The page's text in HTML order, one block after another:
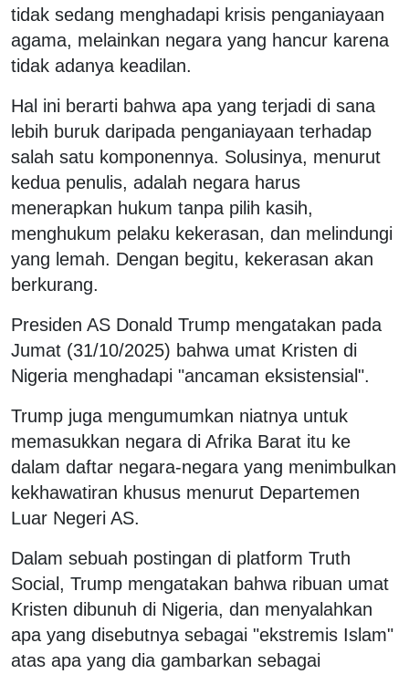
tidak sedang menghadapi krisis penganiayaan
agama, melainkan negara yang hancur karena
tidak adanya keadilan.
Hal ini berarti bahwa apa yang terjadi di sana
lebih buruk daripada penganiayaan terhadap
salah satu komponennya. Solusinya, menurut
kedua penulis, adalah negara harus
menerapkan hukum tanpa pilih kasih,
menghukum pelaku kekerasan, dan melindungi
yang lemah. Dengan begitu, kekerasan akan
berkurang.
Presiden AS Donald Trump mengatakan pada
Jumat (31/10/2025) bahwa umat Kristen di
Nigeria menghadapi "ancaman eksistensial".
Trump juga mengumumkan niatnya untuk
memasukkan negara di Afrika Barat itu ke
dalam daftar negara-negara yang menimbulkan
kekhawatiran khusus menurut Departemen
Luar Negeri AS.
Dalam sebuah postingan di platform Truth
Social, Trump mengatakan bahwa ribuan umat
Kristen dibunuh di Nigeria, dan menyalahkan
apa yang disebutnya sebagai "ekstremis Islam"
atas apa yang dia gambarkan sebagai